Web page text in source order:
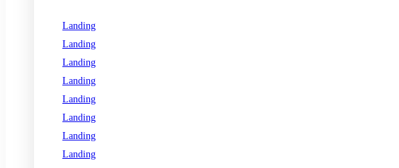
Landing
Landing
Landing
Landing
Landing
Landing
Landing
Landing